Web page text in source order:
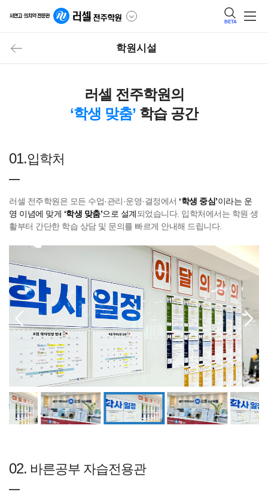
BETA
학원시설
러셀 전주학원의
‘학생 맞춤’ 학습 공간
01.입학처
러셀 전주학원은 모든 수업·관리·운영·결정에서 ‘학생 중심’이라는 운
영 이념에 맞게 ‘학생 맞춤’으로 설계되었습니다. 입학처에서는 학원 생
활부터 간단한 학습 상담 및 문의를 빠르게 안내해 드립니다.
02. 바른공부 자습전용관